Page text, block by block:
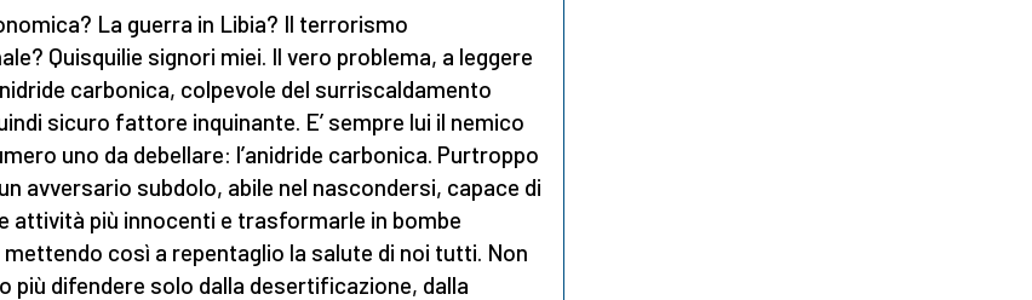
La guerra in Libia? Il terrorismo
Quisquilie signori miei. Il vero problema, a leggere
carbonica, colpevole del surriscaldamento
sicuro fattore inquinante. E’ sempre lui il nemico
uno da debellare: l’anidride carbonica. Purtroppo
avversario subdolo, abile nel nascondersi, capace di
attività più innocenti e trasformarle in bombe
così a repentaglio la salute di noi tutti. Non
più difendere solo dalla desertificazione, dalla